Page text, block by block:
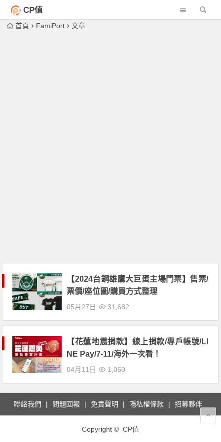
CP值
首頁 FamiPort 文章
【2024台鋼雄鷹大巨蛋主場門票】售票/
票價/座位圖/購買方式整理
05月27日 31,682
【花蓮地震捐款】線上捐款/專戶帳號/LI
NE Pay/7-11/海外一次看！
04月11日 1,060
聯絡我們 問題回報 免責聲明 隱私權條款 招募夥伴
Copyright © CP值